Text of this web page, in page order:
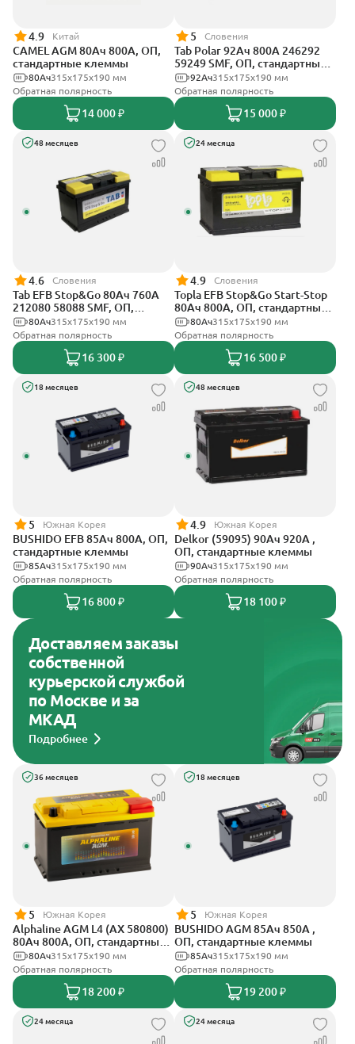
4.9 Китай
CAMEL AGM 80Ач 800А, ОП,
стандартные клеммы
315x175x190 мм
80Ач
Обратная полярность
14 000 ₽
5 Словения
Tab Polar 92Ач 800А 246292
59249 SMF, ОП, стандартные
клеммы315x175x190 мм
92Ач
Обратная полярность
15 000 ₽
48 месяцев
4.6 Словения
Tab EFB Stop&Go 80Ач 760А
212080 58088 SMF, ОП,
стандартные клеммы
315x175x190 мм
80Ач
Обратная полярность
16 300 ₽
24 месяца
4.9 Словения
Topla EFB Stop&Go Start-Stop
80Ач 800А, ОП, стандартные
клеммы315x175x190 мм
80Ач
Обратная полярность
16 500 ₽
18 месяцев
5 Южная Корея
BUSHIDO EFB 85Ач 800А, ОП,
стандартные клеммы
315x175x190 мм
85Ач
Обратная полярность
16 800 ₽
48 месяцев
4.9 Южная Корея
Delkor (59095) 90Ач 920А ,
ОП, стандартные клеммы
315x175x190 мм
90Ач
Обратная полярность
18 100 ₽
Доставляем заказы
собственной
курьерской службой
по Москве и за
МКАД
Подробнее
36 месяцев
5 Южная Корея
Alphaline AGM L4 (AX 580800)
80Ач 800А, ОП, стандартные
клеммы315х175х190 мм
80Ач
Обратная полярность
18 200 ₽
18 месяцев
5 Южная Корея
BUSHIDO AGM 85Ач 850А ,
ОП, стандартные клеммы
315x175x190 мм
85Ач
Обратная полярность
19 200 ₽
24 месяца 24 месяца